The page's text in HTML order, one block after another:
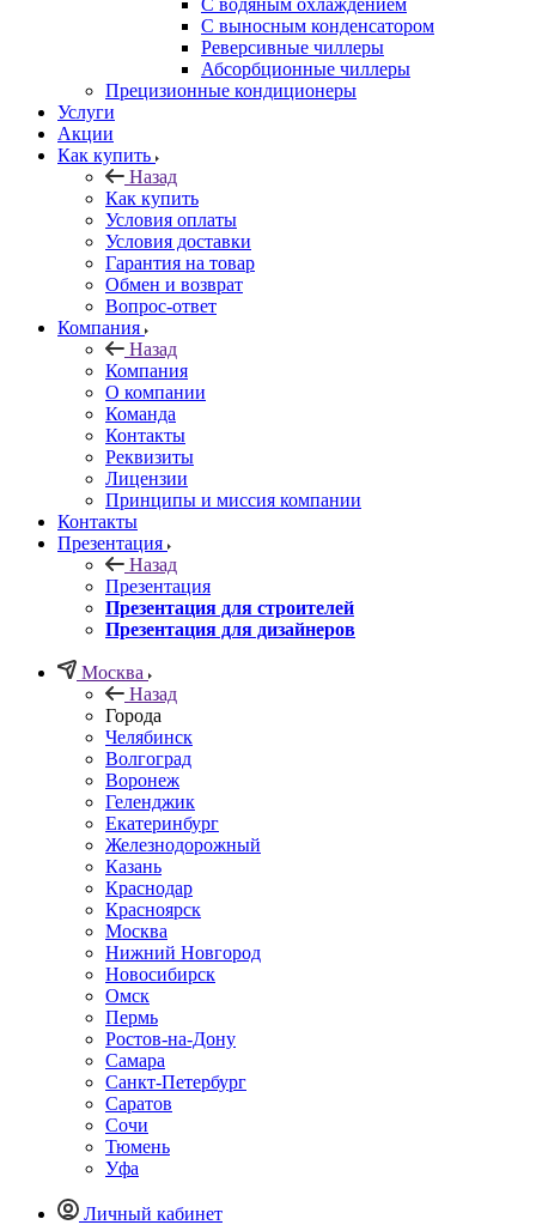
С водяным охлаждением
С выносным конденсатором
Реверсивные чиллеры
Абсорбционные чиллеры
Прецизионные кондиционеры
Услуги
Акции
Как купить
Назад
Как купить
Условия оплаты
Условия доставки
Гарантия на товар
Обмен и возврат
Вопрос-ответ
Компания
Назад
Компания
О компании
Команда
Контакты
Реквизиты
Лицензии
Принципы и миссия компании
Контакты
Презентация
Назад
Презентация
Презентация для строителей
Презентация для дизайнеров
Москва
Назад
Города
Челябинск
Волгоград
Воронеж
Геленджик
Екатеринбург
Железнодорожный
Казань
Краснодар
Красноярск
Москва
Нижний Новгород
Новосибирск
Омск
Пермь
Ростов-на-Дону
Самара
Санкт-Петербург
Саратов
Сочи
Тюмень
Уфа
Личный кабинет